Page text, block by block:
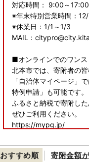
対応時間： 9:00～17:00
※年末特別営業時間：
※休業日：1/1～1/3
MAIL：
■オンラインでのワンス
北本市では、寄附者の
「自治体マイページ」
特例申請」も可能です。
ふるさと納税で寄附し
ぜひご利用ください。
https://mypg.jp/
▼ワンストップ特例申
北本市 市長公室 シテ
おすすめ順 寄附金額